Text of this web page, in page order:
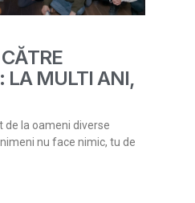
LA MULTI ANI,
de la oameni diverse
nu face nimic, tu de